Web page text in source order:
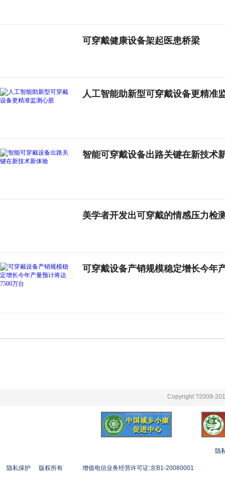
可穿戴健康设备架起医患桥梁
人工智能助新型可穿戴设备更精准
智能可穿戴设备出路关键在新技术
美学者开发出可穿戴的情感压力检
可穿戴设备产销规模稳定增长今年
Copyright ?2009-
隐
隐私保护 版权所有 增值电信业务经营许可证:京B1-20080001